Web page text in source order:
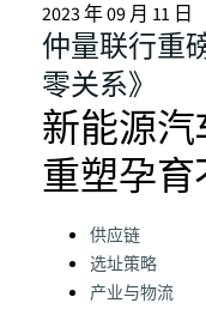
2023 年 09 月 11 日
仲量联行重
零关系》
新能源
重塑孕
Categories:
供应链
选址策略
产业与物流